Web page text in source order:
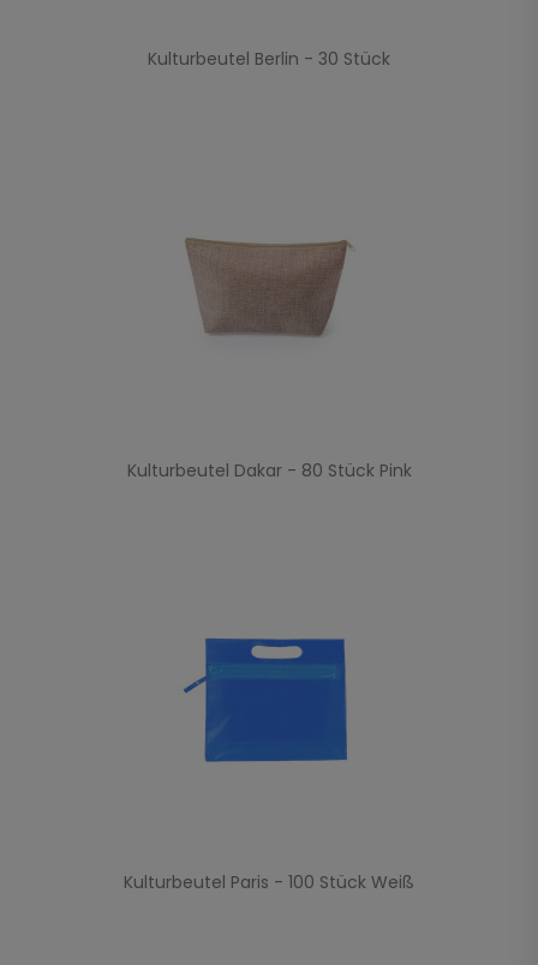
Kulturbeutel Berlin - 30 Stück
Kulturbeutel Dakar - 80 Stück Pink
Kulturbeutel Paris - 100 Stück Weiß